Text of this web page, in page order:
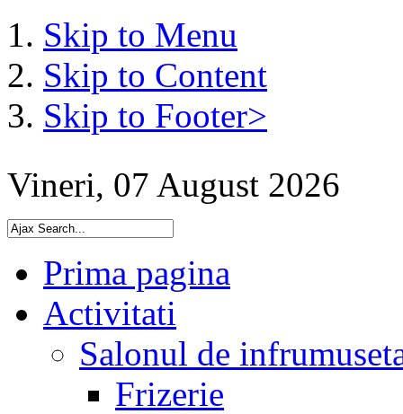
Skip to Menu
Skip to Content
Skip to Footer>
Vineri, 07 August 2026
Prima pagina
Activitati
Salonul de
Frizerie